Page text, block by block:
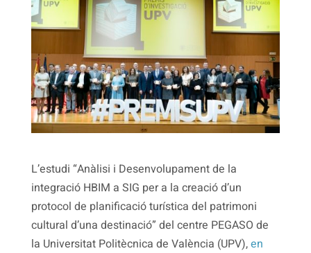
L’estudi “Anàlisi i Desenvolupament de la
integració HBIM a SIG per a la creació d’un
protocol de planificació turística del patrimoni
cultural d’una destinació” del centre PEGASO de
la Universitat Politècnica de València (UPV),en